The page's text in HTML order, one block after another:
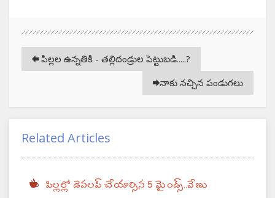
పిల్లల ఉన్నతికి - తల్లిదండ్రుల పెట్టుబడి.....?
నాకు నచ్చిన పండుగలు
Related Articles
పిల్లల్లో డెవలప్ చేయాల్సిన 5 మైండ్స్..వేణు